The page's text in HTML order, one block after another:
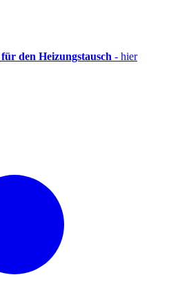
den Heizungstausch - hier